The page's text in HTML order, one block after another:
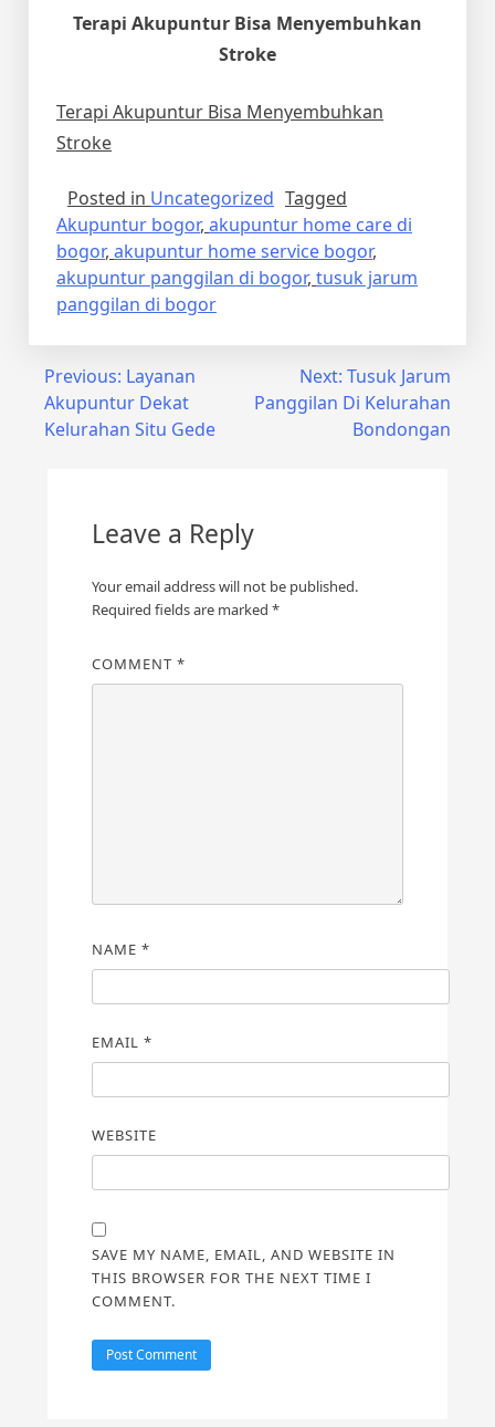
Terapi Akupuntur Bisa Menyembuhkan
Stroke
Terapi Akupuntur Bisa Menyembuhkan
Stroke
Posted in Uncategorized Tagged
Akupuntur bogor, akupuntur home care di
bogor, akupuntur home service bogor,
akupuntur panggilan di bogor, tusuk jarum
panggilan di bogor
Post
navigation
Previous: Layanan
Akupuntur Dekat
Kelurahan Situ Gede
Next: Tusuk Jarum
Panggilan Di Kelurahan
Bondongan
Leave a Reply
Your email address will not be published.
Required fields are marked *
COMMENT *
NAME *
EMAIL *
WEBSITE
SAVE MY NAME, EMAIL, AND WEBSITE IN
THIS BROWSER FOR THE NEXT TIME I
COMMENT.